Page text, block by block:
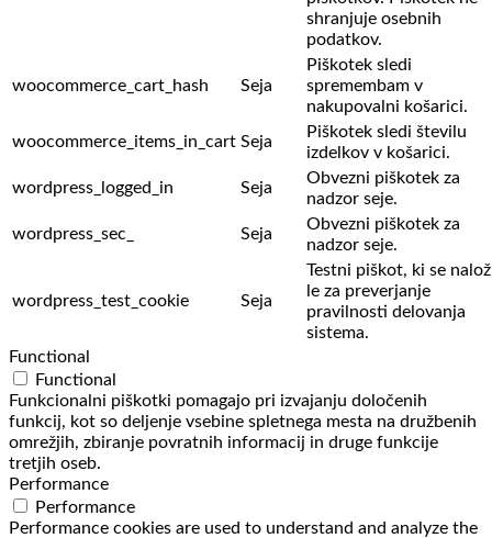
shranjuje osebnih
podatkov.
woocommerce_cart_hash Seja
Piškotek sledi
spremembam v
nakupovalni košarici.
woocommerce_items_in_cart Seja
Piškotek sledi številu
izdelkov v košarici.
wordpress_logged_in
Seja
Obvezni piškotek za
nadzor seje.
wordpress_sec_
Seja
Obvezni piškotek za
nadzor seje.
wordpress_test_cookie Seja
Testni piškot, ki se
le za preverjanje
pravilnosti delovanja
sistema.
Functional
Functional
Funkcionalni piškotki pomagajo pri izvajanju določenih
funkcij, kot so deljenje vsebine spletnega mesta na družbenih
omrežjih, zbiranje povratnih informacij in druge funkcije
tretjih oseb.
Performance
Performance
Performance cookies are used to understand and analyze the